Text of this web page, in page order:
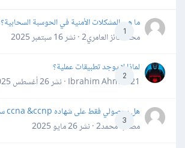
1
ما هي المشكلات الأمنية في الحوسبة السحابية؟
محمد فائز العامري2 · نشر
16 سبتمبر 2025
2
لماذا لا يوجد تطبيقات عملية؟
Ibrahim Ahmed21 · نشر
26 أغسطس 2025
3
هل بحصولي فقط على شهاده ccna &ccnp ساجد عمل
مصعب محمد2 · نشر
26 مايو 2025